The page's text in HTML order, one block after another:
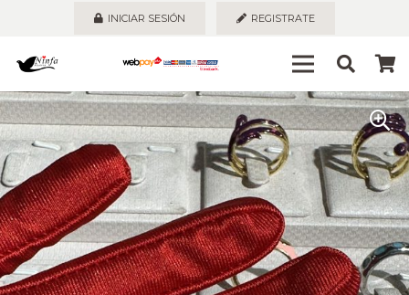
INICIAR SESIÓN REGISTRATE